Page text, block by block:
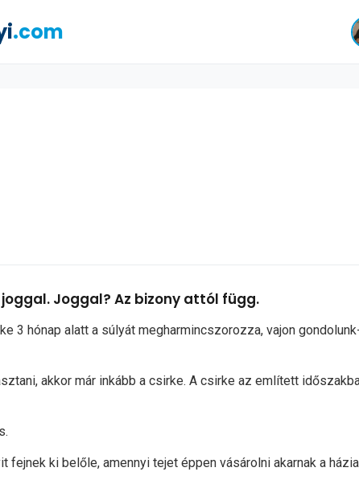
.com
Joggal? Az bizony attól függ.
3 hónap alatt a súlyát megharmincszorozza, vajon
akkor már inkább a csirke. A csirke az említett
ki belőle, amennyi tejet éppen vásárolni akarnak a